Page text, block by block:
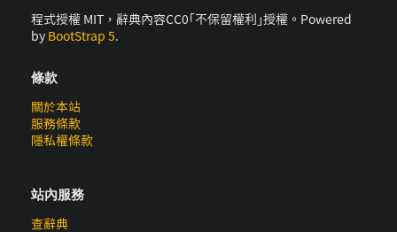
程式授權 MIT，辭典內容CC0｢不保留權利｣授權。Powered
by BootStrap 5.
條款
關於本站
服務條款
隱私權條款
站內服務
查辭典